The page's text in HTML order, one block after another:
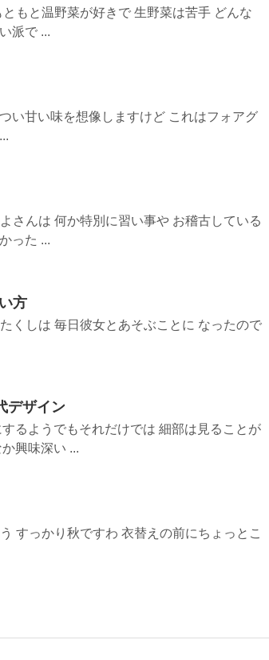
もと温野菜が好きで 生野菜は苦手 どんな
派で ...
い甘い味を想像しますけど これはフォアグ
さんは 何か特別に習い事や お稽古している
った ...
方
くしは 毎日彼女とあそぶことに なったので
デザイン
るようでもそれだけでは 細部は見ることが
興味深い ...
すっかり秋ですわ 衣替えの前にちょっとこ